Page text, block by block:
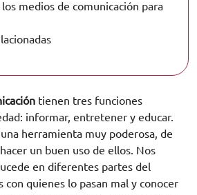
medios de comunicación para
tienen tres funciones
informar, entretener y educar.
herramienta muy poderosa, de
un buen uso de ellos. Nos
en diferentes partes del
con quienes lo pasan mal y conocer